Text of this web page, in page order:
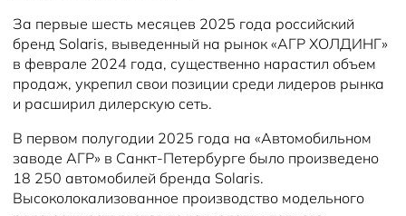
За первые шесть месяцев 2025 года российский
бренд Solaris, выведенный на рынок «АГР ХОЛДИНГ»
в феврале 2024 года, существенно нарастил объем
продаж, укрепил свои позиции среди лидеров рынка
и расширил дилерскую сеть.
В первом полугодии 2025 года на «Автомобильном
заводе АГР» в Санкт-Петербурге было произведено
18 250 автомобилей бренда Solaris.
Высоколокализованное производство модельного